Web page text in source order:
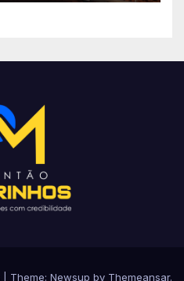
Theme: Newsup by Themeansar.